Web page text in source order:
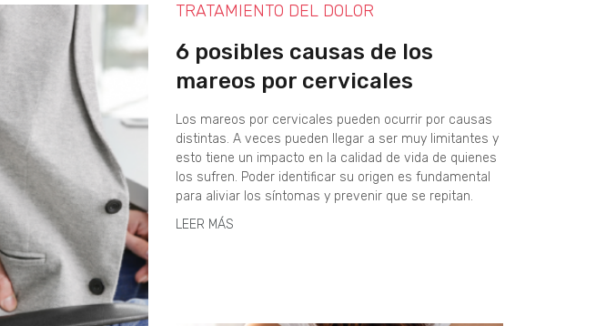
TRATAMIENTO DEL DOLOR
6 posibles causas de los
mareos por cervicales
Los mareos por cervicales pueden ocurrir por causas
distintas. A veces pueden llegar a ser muy limitantes y
esto tiene un impacto en la calidad de vida de quienes
los sufren. Poder identificar su origen es fundamental
para aliviar los síntomas y prevenir que se repitan.
LEER MÁS